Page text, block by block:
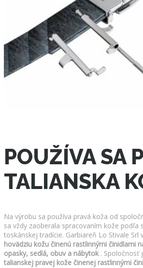
POUŽÍVA SA
TALIANSKA
Na výrobu sa používa pravá koža od
sa vždy zaoberala spracovaním kože podľa
toskánskej tradície. Garbiareň Lo Stivale Srl
hovädziu kožu činenú rastlinnými činidlami
opasky, sedlá, obuv a nábytok . Spoločnosť
talianskej pravej kože činenej rastlinnými